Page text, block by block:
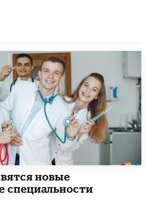
новые
специальности